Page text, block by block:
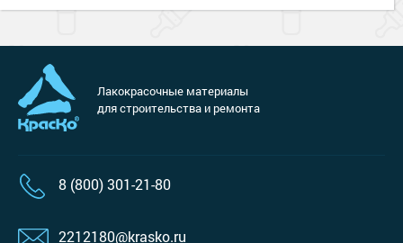
Лакокрасочные материалы
для строительства и ремонта
8 (800) 301-21-80
2212180@krasko.ru